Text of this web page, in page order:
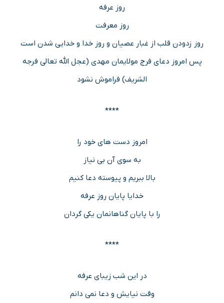
روز عرفه
روز معرفت
روز زدودن قلب از غبار عصیان و روز خدا و خدایی شدن است
پس امروز دعای فرج مولایمان مهدی (عجل الله تعالی فرجه
الشریف) فراموش نشود
****
امروز دست های خود را
به سوی آن بی نیاز
بالا ببریم و پیوسته دعا کنیم
خدایا پایان روز عرفه
را با پایان گناهانمان یکی گردان
****
در این شب زیبای عرفه
وقت نیایش و دعا نمی دانم